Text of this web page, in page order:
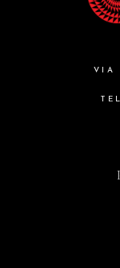
VIA